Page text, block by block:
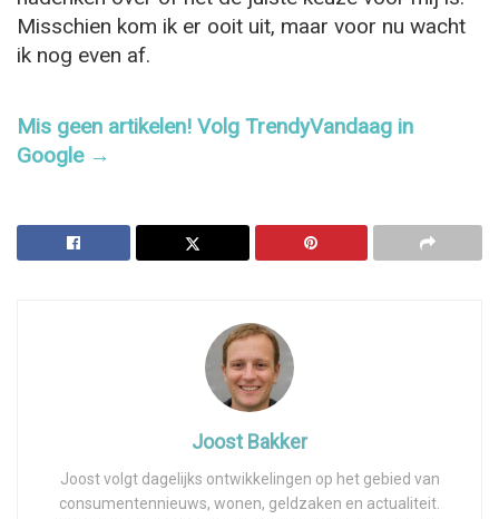
Misschien kom ik er ooit uit, maar voor nu wacht
ik nog even af.
Mis geen artikelen! Volg TrendyVandaag in
Google →
Joost Bakker
Joost volgt dagelijks ontwikkelingen op het gebied van
consumentennieuws, wonen, geldzaken en actualiteit.